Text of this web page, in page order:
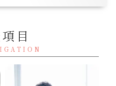
目